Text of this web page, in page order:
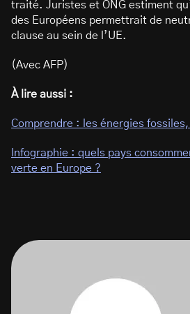
traité. Juristes et ONG estiment
des Européens permettrait de
clause au sein de l’UE.
(Avec AFP)
À lire aussi :
Comprendre : les énergies
Infographie : quels pays
verte en Europe ?